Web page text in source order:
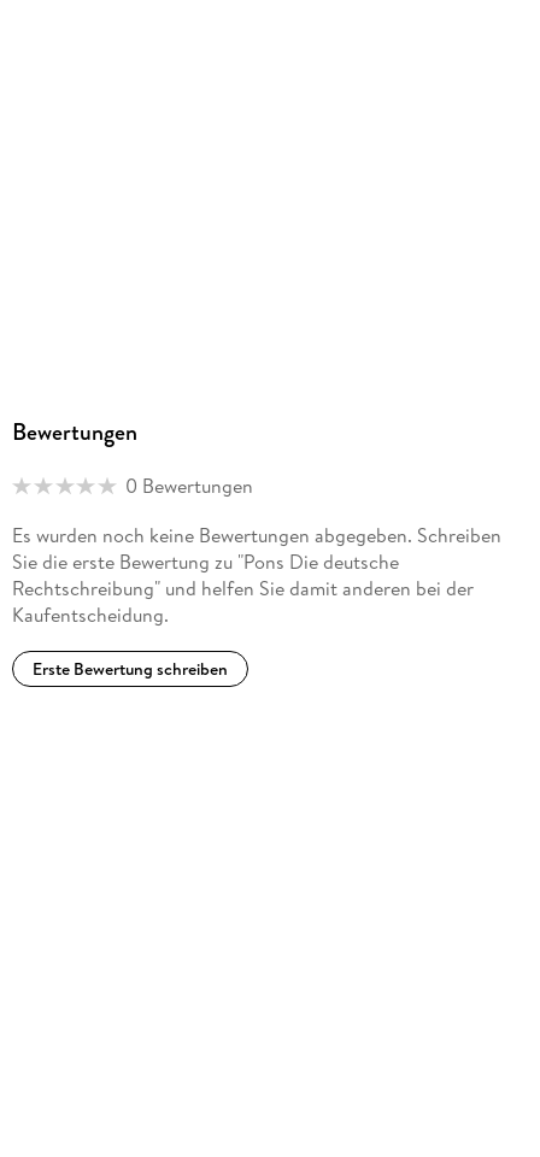
Bewertungen
0 Bewertungen
Es wurden noch keine Bewertungen abgegeben. Schreiben
Sie die erste Bewertung zu "Pons Die deutsche
Rechtschreibung" und helfen Sie damit anderen bei der
Kaufentscheidung.
Erste Bewertung schreiben